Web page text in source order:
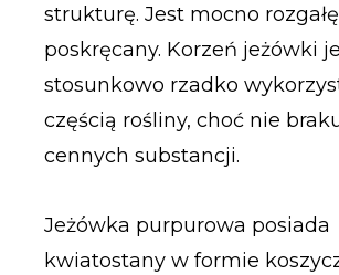
strukturę. Jest mocno
poskręcany. Korzeń jeżówki
stosunkowo rzadko
częścią rośliny, choć nie
cennych substancji.
Jeżówka purpurowa posiada
kwiatostany w formie